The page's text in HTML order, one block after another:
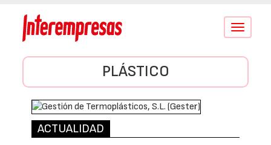
Conmutar
PLÁSTICO
ACTUALIDAD